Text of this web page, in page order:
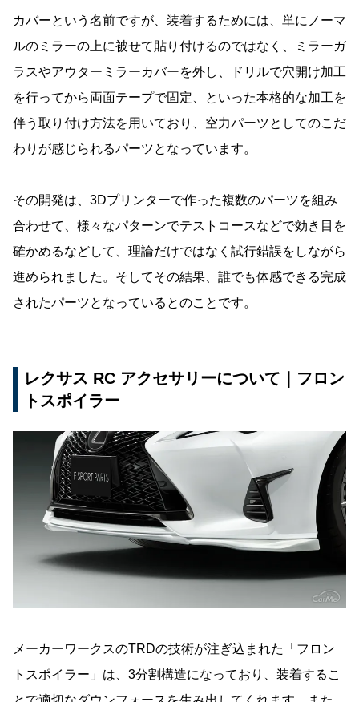
カバーという名前ですが、装着するためには、単にノーマ
ルのミラーの上に被せて貼り付けるのではなく、ミラーガ
ラスやアウターミラーカバーを外し、ドリルで穴開け加工
を行ってから両面テープで固定、といった本格的な加工を
伴う取り付け方法を用いており、空力パーツとしてのこだ
わりが感じられるパーツとなっています。
その開発は、3Dプリンターで作った複数のパーツを組み
合わせて、様々なパターンでテストコースなどで効き目を
確かめるなどして、理論だけではなく試行錯誤をしながら
進められました。そしてその結果、誰でも体感できる完成
されたパーツとなっているとのことです。
レクサス RC アクセサリーについて｜フロン
トスポイラー
メーカーワークスのTRDの技術が注ぎ込まれた「フロン
トスポイラー」は、3分割構造になっており、装着するこ